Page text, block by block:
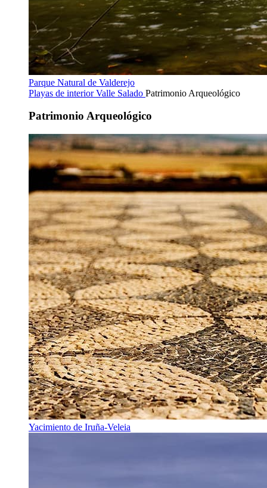
Parque Natural de Valderejo
Playas de interiorValle Salado Patrimonio Arqueológico
Patrimonio Arqueológico
Yacimiento de Iruña-Veleia